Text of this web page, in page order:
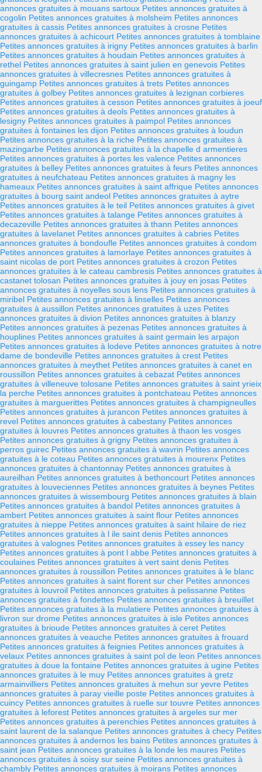
annonces gratuites à mouans sartoux Petites annonces gratuites à
cogolin Petites annonces gratuites à molsheim Petites annonces
gratuites à cassis Petites annonces gratuites à crosne Petites
annonces gratuites à achicourt Petites annonces gratuites à tomblaine
Petites annonces gratuites à irigny Petites annonces gratuites à barlin
Petites annonces gratuites à houdain Petites annonces gratuites à
rethel Petites annonces gratuites à saint julien en genevois Petites
annonces gratuites à villecresnes Petites annonces gratuites à
guingamp Petites annonces gratuites à trets Petites annonces
gratuites à golbey Petites annonces gratuites à lezignan corbieres
Petites annonces gratuites à cesson Petites annonces gratuites à joeuf
Petites annonces gratuites à deols Petites annonces gratuites à
lesigny Petites annonces gratuites à paimpol Petites annonces
gratuites à fontaines les dijon Petites annonces gratuites à loudun
Petites annonces gratuites à la riche Petites annonces gratuites à
mazingarbe Petites annonces gratuites à la chapelle d armentieres
Petites annonces gratuites à portes les valence Petites annonces
gratuites à belley Petites annonces gratuites à feurs Petites annonces
gratuites à neufchateau Petites annonces gratuites à magny les
hameaux Petites annonces gratuites à saint affrique Petites annonces
gratuites à bourg saint andeol Petites annonces gratuites à aytre
Petites annonces gratuites à le teil Petites annonces gratuites à givet
Petites annonces gratuites à talange Petites annonces gratuites à
decazeville Petites annonces gratuites à thann Petites annonces
gratuites à lavelanet Petites annonces gratuites à cabries Petites
annonces gratuites à bondoufle Petites annonces gratuites à condom
Petites annonces gratuites à lamorlaye Petites annonces gratuites à
saint nicolas de port Petites annonces gratuites à crozon Petites
annonces gratuites à le cateau cambresis Petites annonces gratuites à
castanet tolosan Petites annonces gratuites à jouy en josas Petites
annonces gratuites à noyelles sous lens Petites annonces gratuites à
miribel Petites annonces gratuites à linselles Petites annonces
gratuites à aussillon Petites annonces gratuites à uzes Petites
annonces gratuites à divion Petites annonces gratuites à blanzy
Petites annonces gratuites à pezenas Petites annonces gratuites à
houplines Petites annonces gratuites à saint germain les arpajon
Petites annonces gratuites à lodeve Petites annonces gratuites à notre
dame de bondeville Petites annonces gratuites à crest Petites
annonces gratuites à meythet Petites annonces gratuites à canet en
roussillon Petites annonces gratuites à cebazat Petites annonces
gratuites à villeneuve tolosane Petites annonces gratuites à saint yrieix
la perche Petites annonces gratuites à pontchateau Petites annonces
gratuites à marguerittes Petites annonces gratuites à champigneulles
Petites annonces gratuites à jurancon Petites annonces gratuites à
revel Petites annonces gratuites à cabestany Petites annonces
gratuites à louvres Petites annonces gratuites à thaon les vosges
Petites annonces gratuites à grigny Petites annonces gratuites à
perros guirec Petites annonces gratuites à wavrin Petites annonces
gratuites à le coteau Petites annonces gratuites à mourenx Petites
annonces gratuites à chantonnay Petites annonces gratuites à
aureilhan Petites annonces gratuites à bethoncourt Petites annonces
gratuites à louveciennes Petites annonces gratuites à beynes Petites
annonces gratuites à wissembourg Petites annonces gratuites à blain
Petites annonces gratuites à bandol Petites annonces gratuites à
ambert Petites annonces gratuites à saint flour Petites annonces
gratuites à nieppe Petites annonces gratuites à saint hilaire de riez
Petites annonces gratuites à l ile saint denis Petites annonces
gratuites à valognes Petites annonces gratuites à essey les nancy
Petites annonces gratuites à pont l abbe Petites annonces gratuites à
coulaines Petites annonces gratuites à vert saint denis Petites
annonces gratuites à roussillon Petites annonces gratuites à le blanc
Petites annonces gratuites à saint florent sur cher Petites annonces
gratuites à louvroil Petites annonces gratuites à pelissanne Petites
annonces gratuites à fondettes Petites annonces gratuites à breuillet
Petites annonces gratuites à la mulatiere Petites annonces gratuites à
livron sur drome Petites annonces gratuites à isle Petites annonces
gratuites à brioude Petites annonces gratuites à ceret Petites
annonces gratuites à veauche Petites annonces gratuites à frouard
Petites annonces gratuites à feignies Petites annonces gratuites à
velaux Petites annonces gratuites à saint pol de leon Petites annonces
gratuites à doue la fontaine Petites annonces gratuites à ugine Petites
annonces gratuites à le muy Petites annonces gratuites à gretz
armainvilliers Petites annonces gratuites à mehun sur yevre Petites
annonces gratuites à paray vieille poste Petites annonces gratuites à
cuincy Petites annonces gratuites à ruelle sur touvre Petites annonces
gratuites à leforest Petites annonces gratuites à argeles sur mer
Petites annonces gratuites à perenchies Petites annonces gratuites à
saint laurent de la salanque Petites annonces gratuites à checy Petites
annonces gratuites à andernos les bains Petites annonces gratuites à
saint jean Petites annonces gratuites à la londe les maures Petites
annonces gratuites à soisy sur seine Petites annonces gratuites à
chambly Petites annonces gratuites à moirans Petites annonces